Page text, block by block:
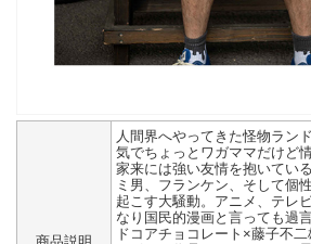
人間界へやってきた怪物ラン
気でちょっとワガママだけど
家来には強い友情を抱いてい
ミ男、フランケン、そして個
起こす大騒動。アニメ、テレ
なり国民的漫画と言っても過
ドコアチョコレート×藤子不